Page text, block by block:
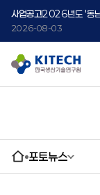
사업공고
2026-08-03
사업공고
2026-08-03
포토뉴스